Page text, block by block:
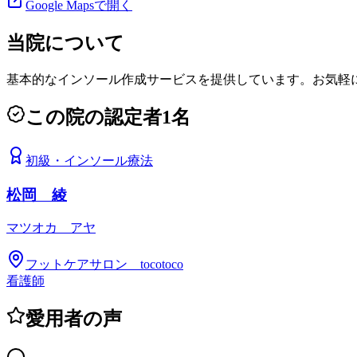
Google Mapsで開く
当院について
基本的なインソール作成サービスを提供しています。お気軽
この院の認定者1名
初級 ・ インソール療法
松岡 綾
マツオカ アヤ
フットケアサロン tocotoco
看護師
愛用者の声